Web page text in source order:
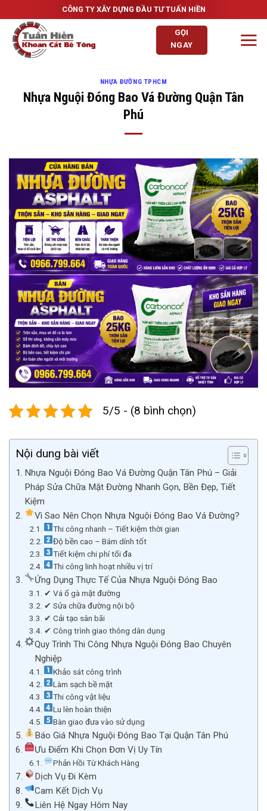
to
content
CÔNG TY XÂY DỰNG ĐẦU TƯ TUẤN HIỀN
GỌI
NGAY
NHỰA ĐƯỜNG TPHCM
Nhựa Nguội Đóng Bao Vá Đường Quận Tân
Phú
5/5 - (8 bình chọn)
Nội dung bài viết
Nhựa Nguội Đóng Bao Vá Đường Quận Tân Phú – Giải
Pháp Sửa Chữa Mặt Đường Nhanh Gọn, Bền Đẹp, Tiết
Kiệm
Vì Sao Nên Chọn Nhựa Nguội Đóng Bao Vá Đường?
Thi công nhanh – Tiết kiệm thời gian
Độ bền cao – Bám dính tốt
Tiết kiệm chi phí tối đa
Thi công linh hoạt nhiều vị trí
Ứng Dụng Thực Tế Của Nhựa Nguội Đóng Bao
✔ Vá ổ gà mặt đường
✔ Sửa chữa đường nội bộ
✔ Cải tạo sân bãi
✔ Công trình giao thông dân dụng
Quy Trình Thi Công Nhựa Nguội Đóng Bao Chuyên
Nghiệp
Khảo sát công trình
Làm sạch bề mặt
Thi công vật liệu
Lu lèn hoàn thiện
Bàn giao đưa vào sử dụng
Báo Giá Nhựa Nguội Đóng Bao Tại Quận Tân Phú
Ưu Điểm Khi Chọn Đơn Vị Uy Tín
Phản Hồi Từ Khách Hàng
Dịch Vụ Đi Kèm
Cam Kết Dịch Vụ
Liên Hệ Ngay Hôm Nay